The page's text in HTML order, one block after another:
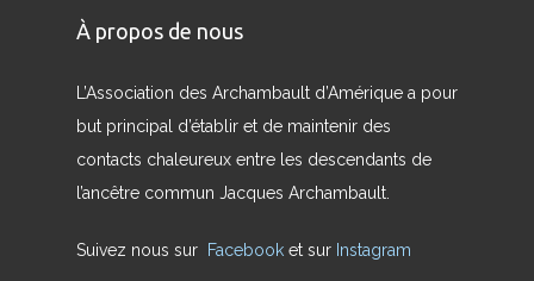
À propos de nous
L’Association des Archambault d’Amérique a pour
but principal d’établir et de maintenir des
contacts chaleureux entre les descendants de
l’ancêtre commun Jacques Archambault.
Suivez nous sur Facebook et sur Instagram